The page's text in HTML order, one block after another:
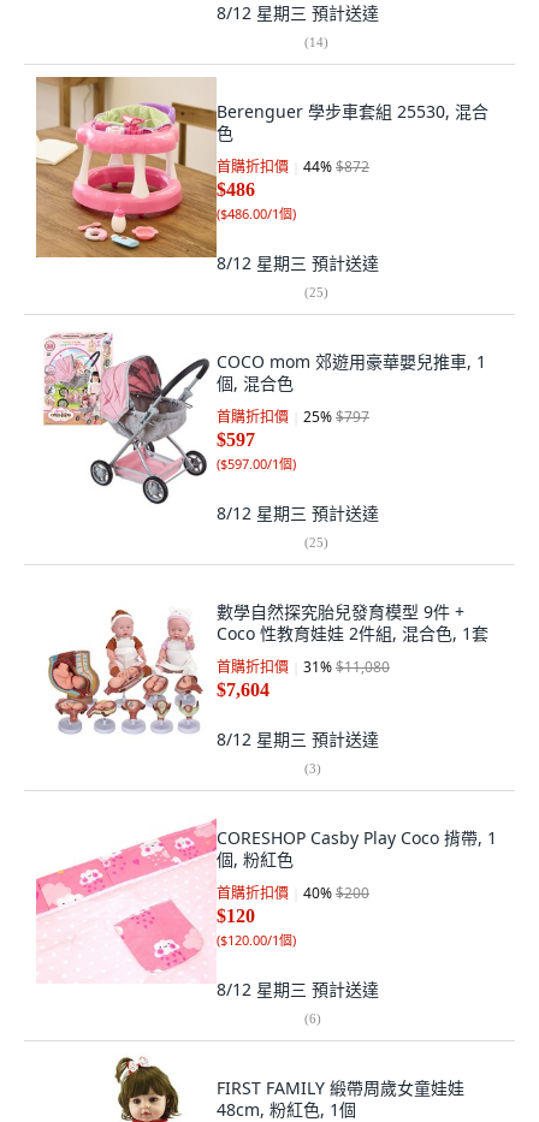
8/12 星期三 預計送達
(14)
Berenguer 學步車套組 25530, 混合
色
首購折扣價 44%$872
$486
($486.00/1個)
8/12 星期三 預計送達
(25)
COCO mom 郊遊用豪華嬰兒推車, 1
個, 混合色
首購折扣價 25%$797
$597
($597.00/1個)
8/12 星期三 預計送達
(25)
數學自然探究胎兒發育模型 9件 +
Coco 性教育娃娃 2件組, 混合色, 1套
首購折扣價 31%$11,080
$7,604
8/12 星期三 預計送達
(3)
CORESHOP Casby Play Coco 揹帶, 1
個, 粉紅色
首購折扣價 40%$200
$120
($120.00/1個)
8/12 星期三 預計送達
(6)
FIRST FAMILY 緞帶周歲女童娃娃
48cm, 粉紅色, 1個